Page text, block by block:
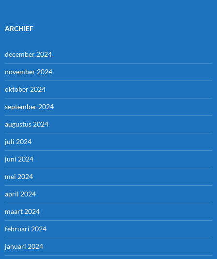
ARCHIEF
december 2024
november 2024
oktober 2024
september 2024
augustus 2024
juli 2024
juni 2024
mei 2024
april 2024
maart 2024
februari 2024
januari 2024